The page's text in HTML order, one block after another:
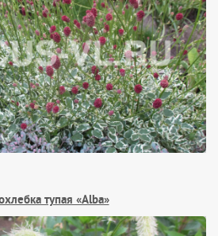
тупая «Alba»